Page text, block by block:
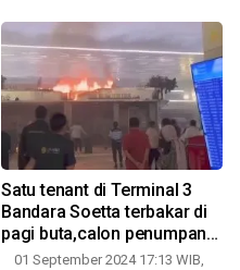
Satu tenant di Terminal 3
Bandara Soetta terbakar di
pagi buta,calon penumpang
dibagi masker
01 September 2024 17:13 WIB,